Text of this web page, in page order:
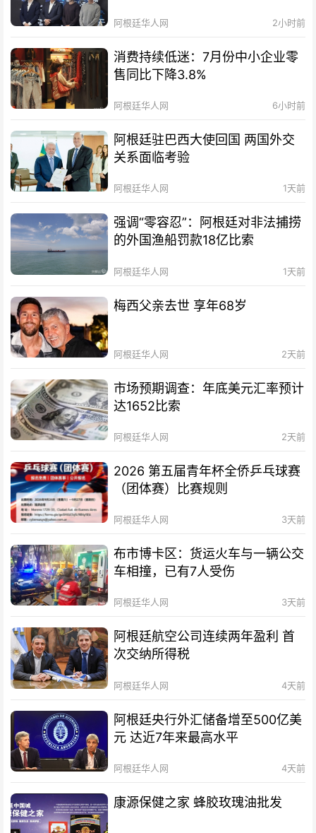
阿根廷华人网 2小时前
消费持续低迷：7月份中小企业零
售同比下降3.8%
阿根廷华人网 6小时前
阿根廷驻巴西大使回国 两国外交
关系面临考验
阿根廷华人网 1天前
强调“零容忍”：阿根廷对非法捕捞
的外国渔船罚款18亿比索
阿根廷华人网 1天前
梅西父亲去世 享年68岁
阿根廷华人网 2天前
市场预期调查：年底美元汇率预计
达1652比索
阿根廷华人网 2天前
2026 第五届青年杯全侨乒乓球赛
（团体赛）比赛规则
阿根廷华人网 3天前
布市博卡区：货运火车与一辆公交
车相撞，已有7人受伤
阿根廷华人网 3天前
阿根廷航空公司连续两年盈利 首
次交纳所得税
阿根廷华人网 4天前
阿根廷央行外汇储备增至500亿美
元 达近7年来最高水平
阿根廷华人网 4天前
康源保健之家 蜂胶玫瑰油批发